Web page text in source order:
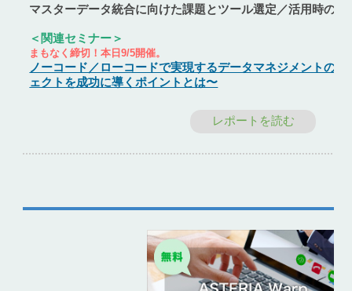
マスターデータ統合に向けた課題とツール選定／活用時のポ
＜関連セミナー＞
まもなく締切！本日9/5開催。
ノーコード／ローコードで実現するデータマネジメントの
ェクトを成功に導くポイントとは〜
レポートを読む